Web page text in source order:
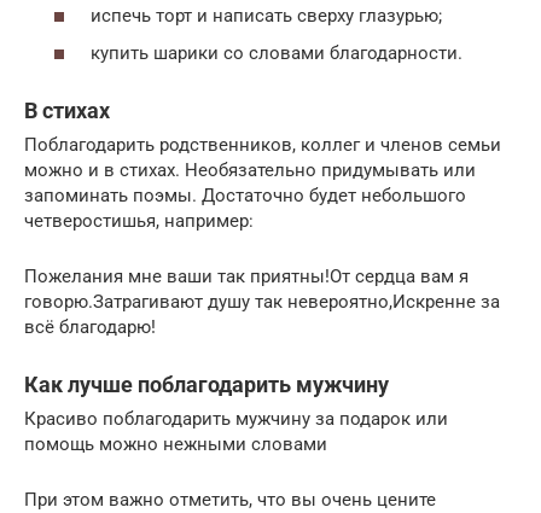
испечь торт и написать сверху глазурью;
купить шарики со словами благодарности.
В стихах
Поблагодарить родственников, коллег и членов семьи
можно и в стихах. Необязательно придумывать или
запоминать поэмы. Достаточно будет небольшого
четверостишья, например:
Пожелания мне ваши так приятны!От сердца вам я
говорю.Затрагивают душу так невероятно,Искренне за
всё благодарю!
Как лучше поблагодарить мужчину
Красиво поблагодарить мужчину за подарок или
помощь можно нежными словами
При этом важно отметить, что вы очень цените